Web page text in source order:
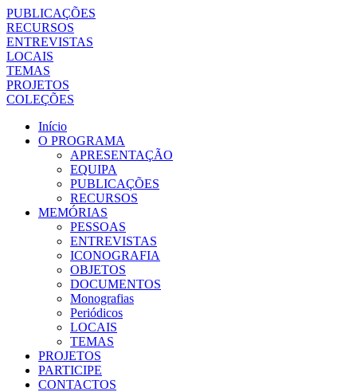
PUBLICAÇÕES
RECURSOS
ENTREVISTAS
LOCAIS
TEMAS
PROJETOS
COLEÇÕES
Início
O PROGRAMA
APRESENTAÇÃO
EQUIPA
PUBLICAÇÕES
RECURSOS
MEMÓRIAS
PESSOAS
ENTREVISTAS
ICONOGRAFIA
OBJETOS
DOCUMENTOS
Monografias
Periódicos
LOCAIS
TEMAS
PROJETOS
PARTICIPE
CONTACTOS